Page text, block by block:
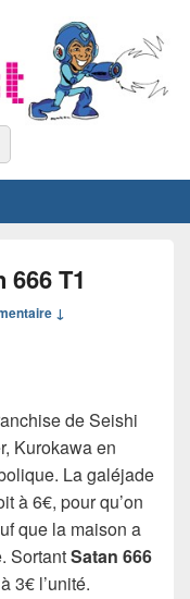
T1
↓
de Seishi
Kurokawa en
La galéjade
à 6€, pour qu’on
que la maison a
SortantSatan 666
3€ l’unité.